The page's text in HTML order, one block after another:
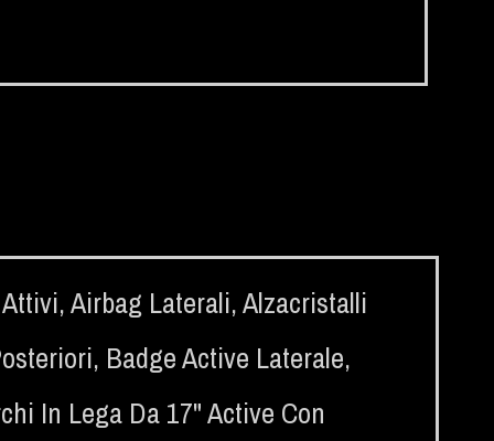
,Airbag Laterali,Alzacristalli
, Badge Active Laterale,
In Lega Da 17" Active Con